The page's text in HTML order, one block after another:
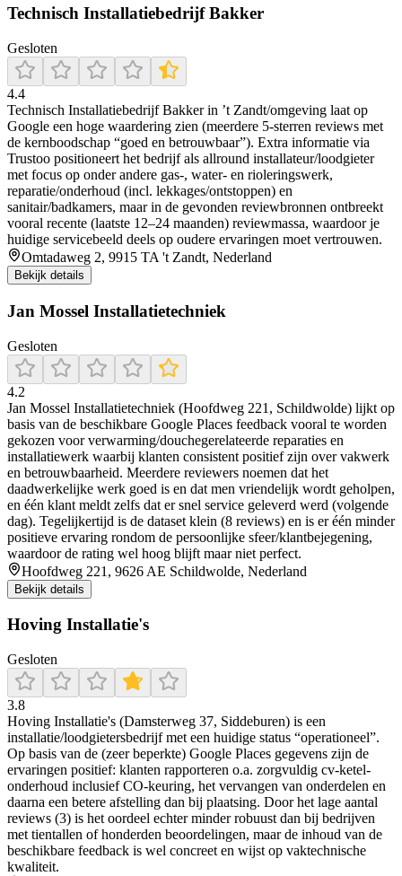
Technisch Installatiebedrijf Bakker
Gesloten
4.4
Technisch Installatiebedrijf Bakker in ’t Zandt/omgeving laat op
Google een hoge waardering zien (meerdere 5-sterren reviews met
de kernboodschap “goed en betrouwbaar”). Extra informatie via
Trustoo positioneert het bedrijf als allround installateur/loodgieter
met focus op onder andere gas-, water- en rioleringswerk,
reparatie/onderhoud (incl. lekkages/ontstoppen) en
sanitair/badkamers, maar in de gevonden reviewbronnen ontbreekt
vooral recente (laatste 12–24 maanden) reviewmassa, waardoor je
huidige servicebeeld deels op oudere ervaringen moet vertrouwen.
Omtadaweg 2, 9915 TA 't Zandt, Nederland
Bekijk details
Jan Mossel Installatietechniek
Gesloten
4.2
Jan Mossel Installatietechniek (Hoofdweg 221, Schildwolde) lijkt op
basis van de beschikbare Google Places feedback vooral te worden
gekozen voor verwarming/douchegerelateerde reparaties en
installatiewerk waarbij klanten consistent positief zijn over vakwerk
en betrouwbaarheid. Meerdere reviewers noemen dat het
daadwerkelijke werk goed is en dat men vriendelijk wordt geholpen,
en één klant meldt zelfs dat er snel service geleverd werd (volgende
dag). Tegelijkertijd is de dataset klein (8 reviews) en is er één minder
positieve ervaring rondom de persoonlijke sfeer/klantbejegening,
waardoor de rating wel hoog blijft maar niet perfect.
Hoofdweg 221, 9626 AE Schildwolde, Nederland
Bekijk details
Hoving Installatie's
Gesloten
3.8
Hoving Installatie's (Damsterweg 37, Siddeburen) is een
installatie/loodgietersbedrijf met een huidige status “operationeel”.
Op basis van de (zeer beperkte) Google Places gegevens zijn de
ervaringen positief: klanten rapporteren o.a. zorgvuldig cv-ketel-
onderhoud inclusief CO-keuring, het vervangen van onderdelen en
daarna een betere afstelling dan bij plaatsing. Door het lage aantal
reviews (3) is het oordeel echter minder robuust dan bij bedrijven
met tientallen of honderden beoordelingen, maar de inhoud van de
beschikbare feedback is wel concreet en wijst op vaktechnische
kwaliteit.